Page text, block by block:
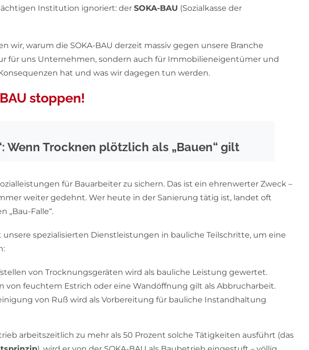
Institution ignoriert: der SOKA-BAU (Sozialkasse der
wir, warum die SOKA-BAU derzeit massiv gegen unsere Branche
für uns Unternehmen, sondern auch für Immobilieneigentümer und
hat und was wir dagegen tun werden.
stoppen!
Wenn Trocknen plötzlich als „Bauen“ gilt
für Bauarbeiter zu sichern. Das ist ein ehrenwerter Zweck –
weiter gedehnt. Wer heute in der Sanierung tätig ist, landet oft
„Bau-Falle“.
unsere spezialisierten Dienstleistungen in bauliche Teilschritte, um eine
von Trocknungsgeräten wird als bauliche Leistung gewertet.
von feuchtem Estrich oder eine Wandöffnung gilt als Abbrucharbeit.
von Ruß wird als Vorbereitung für bauliche Instandhaltung
arbeitszeitlich zu mehr als 50 Prozent solche Tätigkeiten ausführt (das